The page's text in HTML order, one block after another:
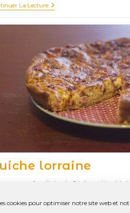
cookies pour optimiser notre site web et
La LecturePotage
Du
lorraine
recette familiale de Jérôme Ker Moka
La LectureQuiche